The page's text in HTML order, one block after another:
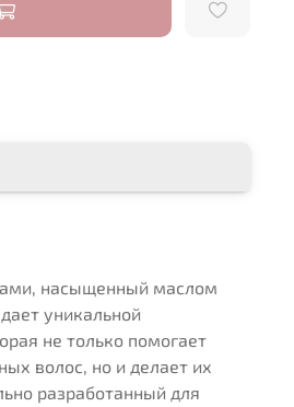
насыщенный маслом
уникальной
не только помогает
волос, но и делает их
разработанный для